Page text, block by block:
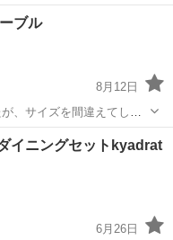
空
・組立、検査、梱包、入
ブル
8月12日
、サイズを間違えてしま
の状態です。多少の値段
大理石
イニングセットkyadrat
6月26日